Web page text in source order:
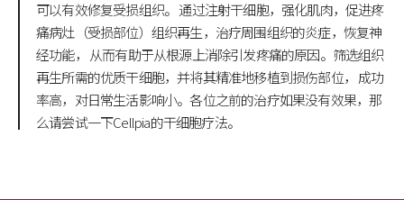
可以有效修复受损组织。 通过注射干细胞，强化肌肉，促进疼
痛病灶（受损部位）组织再生，治疗周围组织的炎症，恢复神
经功能， 从而有助于从根源上消除引发疼痛的原因。筛选组织
再生所需的优质干细胞，并将其精准地移植到损伤部位， 成功
率高，对日常生活影响小。各位之前的治疗如果没有效果，那
么请尝试一下Cellpia的干细胞疗法。